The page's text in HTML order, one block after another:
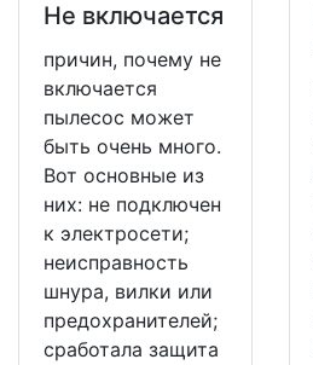
Не включается
причин, почему не
включается
пылесос может
быть очень много.
Вот основные из
них: не подключен
к электросети;
неисправность
шнура, вилки или
предохранителей;
сработала защита